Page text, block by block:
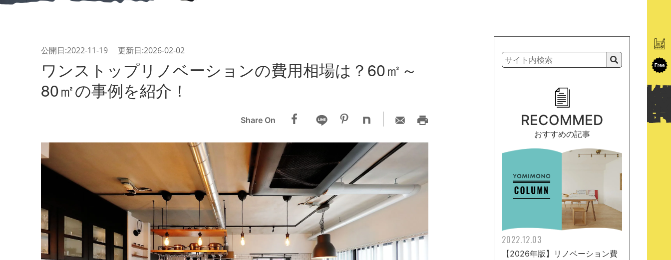
公開日:2022-11-19 更新日:2026-02-02
ワンストップリノベーションの費用相場は？60㎡～
80㎡の事例を紹介！
Share On RECOMMED
おすすめの記事
2022.12.03
【2026年版】リノベーション費